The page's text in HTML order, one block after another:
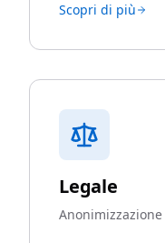
Scopri di più
Legale